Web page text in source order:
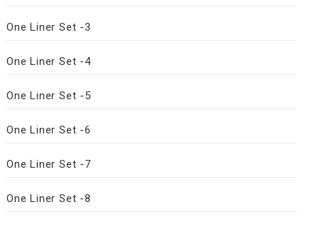
One Liner Set -3
One Liner Set -4
One Liner Set -5
One Liner Set -6
One Liner Set -7
One Liner Set -8